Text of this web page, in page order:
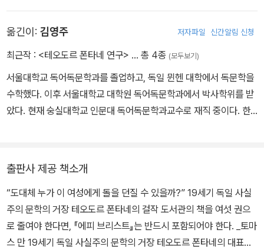
에피는 우선 옹졸하고 편협하며 위선적인 케씬 시골 귀족들과의 의례
적인 사교를 감당해야 했고, 공무로 자주 출장을 하며 사회적 출세와
정신적?심리적 안정감을 주지 못했다. 에피의 결혼생활에서 절대적
으로 결핍된 부분은 결혼생활의 핵심 요소가 되어야 할 ‘사랑, 활기,
섬세한 관심’이었다.
장가고 혼자 자야 하는 밤이면 케씬 집에 출몰한다고 믿는 유령의 존
하여 남편에 대한 에피의 신뢰도는 서서히 떨어져갔다. 에피가 케씬
집을 팔고 다른 곳으로 이사 가자고 남편에게 간청하였을 때, 인스테
텐의 단호한 반대에 부딪치면서 에피는 커다란 배신감을 느낀다. 인
투쟁에 참여했고, 신문에 급진적인 성향의 글을 기고하기 시작했다.
30세가 되는 1849년 약사 생활을 청산하고 작가로 살기로 결심, 이
속의 저널리스트로서 런던에 체류하며 영국의 산업사회를 경험하는
한편, 영국의 역사와 정치, 문화를 소개하는 글을 신문에 기고했다. 이
후 『런던에서의 어느 여름』『마르크 브란덴부르크 지방 편력기』 등의
를 목전에 둔 1878년 『폭풍 전야』를 발표하면서 본격적인 소설가의
을 포함하여 총 열여덟 편의 소설을 남겼는데, 이 중 두 편의 역사소설
을 제외하고는 모두 당시의 사회 현실을 다룬 작품이다. 『에피 브리스
트』는 당시 사회에 대한 지대한 관심과 예리한 시각이 돋보이는 대표
옮긴이: 김영주 저자파일 신간알림 신청
최근작 : <테오도르 폰타네 연구> … 총 4종 (모두보기)
서울대학교 독어독문학과를 졸업하고, 독일 뮌헨 대학에서 독문학을
수학했다. 이후 서울대학교 대학원 독어독문학과에서 박사학위를 받
았다. 현재 숭실대학교 인문대 독어독문학과교수로 재직 중이다. 한
의 시적 기능」, 「<슈테힐린 호수>의 호수 상징」, 「<돌이킬 수 없음>
연구」, 「<샤흐 폰 부테노』 연구」, 「<마틸데 뫼링> 연구」, 「한국 독어
독문학의 위기와 전망」, 「테오도르 폰타네와 토마스 만 비교연구」등
다수가 있다.
출판사 제공 책소개
“도대체 누가 이 여성에게 돌을 던질 수 있을까?” 19세기 독일 사실
주의 문학의 거장 테오도르 폰타네의 걸작 도서관의 책을 여섯 권으
로 줄여야 한다면, 『에피 브리스트』는 반드시 포함되어야 한다. _토마
스 만 19세기 독일 사실주의 문학의 거장 테오도르 폰타네의 대표작